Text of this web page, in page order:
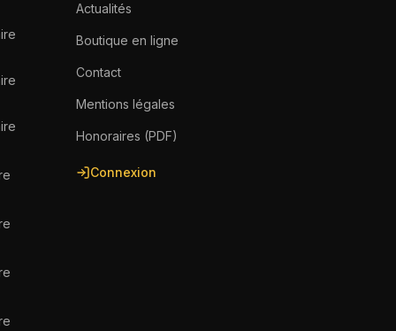
Actualités
Boutique en ligne
Contact
Mentions légales
Honoraires (PDF)
Connexion